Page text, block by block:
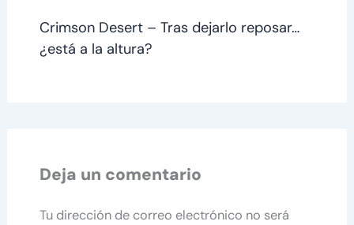
Crimson Desert – Tras dejarlo reposar…
¿está a la altura?
Deja un comentario
Tu dirección de correo electrónico no será